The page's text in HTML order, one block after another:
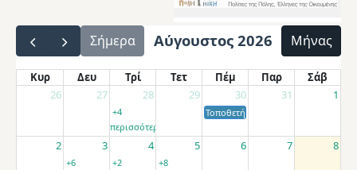
Σήμερα Αύγουστος 2026 Μήνας
Κυρ Δευ Τρί Τετ Πέμ Παρ
Σάβ
26
27 28 29 30 31 1
+4
περισσότερα
Τοποθετήσεις αποσπασμένων
2 3 4 5 6 7 8
+6
+2
+8